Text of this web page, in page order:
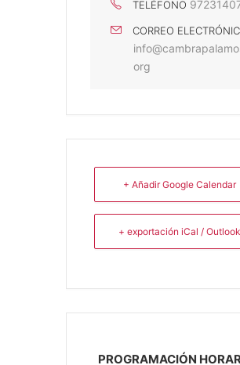
TELÉFONO
CORREO
org
+ Añadir Google Calendar
+ exportación iCal / Outlook
PROGRAMACIÓN